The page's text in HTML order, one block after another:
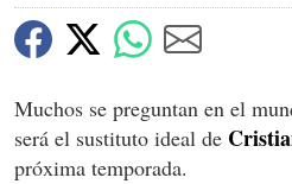
Muchos se preguntan en el
será el sustituto ideal de
próxima temporada.